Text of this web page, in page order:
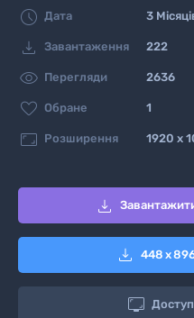
 Дата 3
 Завантаження 222
 Перегляди 2636
 Обране 1
 Розширення 1920 x

 448 x
